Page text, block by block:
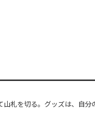
札を切る。グッズは、自分